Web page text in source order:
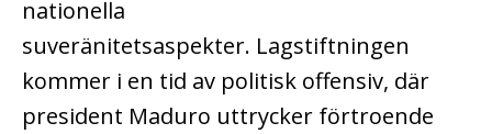
nationella
suveränitetsaspekter. Lagstiftningen
kommer i en tid av politisk offensiv, där
president Maduro uttrycker förtroende